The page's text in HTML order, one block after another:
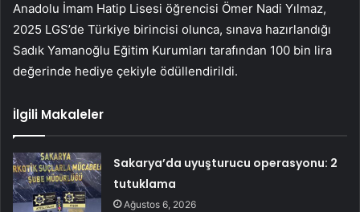
Anadolu İmam Hatip Lisesi öğrencisi Ömer Nadi Yılmaz,
2025 LGS’de Türkiye birincisi olunca, sınava hazırlandığı
Sadık Yamanoğlu Eğitim Kurumları tarafından 100 bin lira
değerinde hediye çekiyle ödüllendirildi.
İlgili Makaleler
Sakarya’da uyuşturucu operasyonu: 2
tutuklama
Ağustos 6, 2026